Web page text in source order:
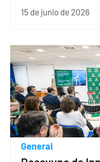
15 de junio de 2026
General